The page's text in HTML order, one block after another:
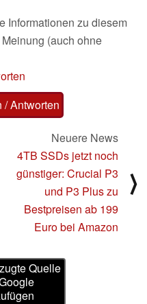
Informationen zu diesem
(auch ohne
/ Antworten
Neuere News
4TB SSDs jetzt noch
günstiger: Crucial P3
und P3 Plus zu
Bestpreisen ab 199
Euro bei Amazon
⟩
Quelle